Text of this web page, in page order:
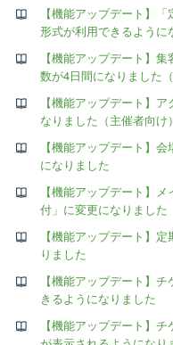
【機能アップデート】
形式が利用できるように
【機能アップデート】
数が4日間になりました
【機能アップデート】
なりました（主催者向け）
【機能アップデート】
になりました
【機能アップデート】
付」に変更になりました
【機能アップデート】
りました
【機能アップデート】
きるようになりました
【機能アップデート】